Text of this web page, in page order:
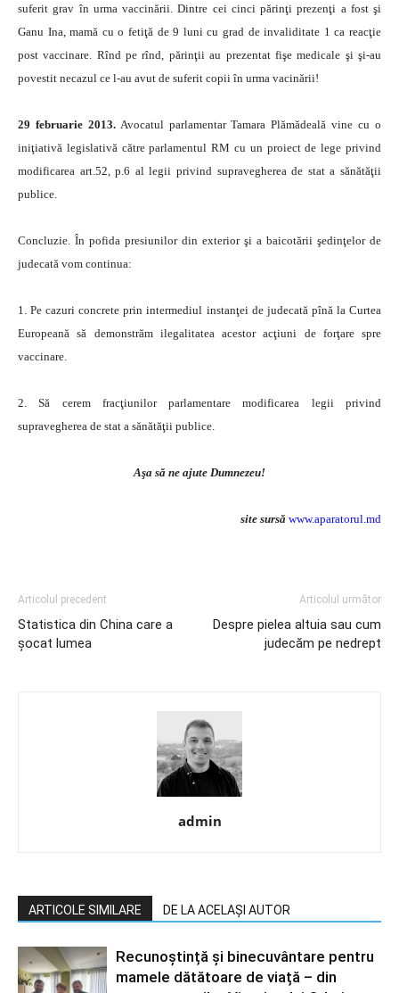
suferit grav în urma vaccinării. Dintre cei cinci părinţi prezenţi a fost şi
Ganu Ina, mamă cu o fetiţă de 9 luni cu grad de invaliditate 1 ca reacţie
post vaccinare. Rînd pe rînd, părinţii au prezentat fişe medicale şi şi-au
povestit necazul ce l-au avut de suferit copii în urma vacinării!
29 februarie 2013.Avocatul parlamentar Tamara Plămădeală vine cu o
iniţiativă legislativă către parlamentul RM cu un proiect de lege privind
modificarea art.52, p.6 al legii privind supravegherea de stat a sănătăţii
publice.
Concluzie. În pofida presiunilor din exterior şi a baicotării şedinţelor de
judecată vom continua:
1. Pe cazuri concrete prin intermediul instanţei de judecată pînă la Curtea
Europeană să demonstrăm ilegalitatea acestor acţiuni de forţare spre
vaccinare.
2. Să cerem fracţiunilor parlamentare modificarea legii privind
supravegherea de stat a sănătăţii publice.
Aşa să ne ajute Dumnezeu!
site sursă www.aparatorul.md
Articolul precedent
Statistica din China care a
şocat lumea
Articolul următor
Despre pielea altuia sau cum
judecăm pe nedrept
admin
ARTICOLE SIMILARE DE LA ACELAȘI AUTOR
Recunoștință și binecuvântare pentru
mamele dătătoare de viață – din